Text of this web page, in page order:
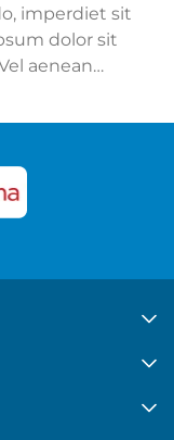
imperdiet sit
dolor sit
aenean
diam. Porta
leo amet.